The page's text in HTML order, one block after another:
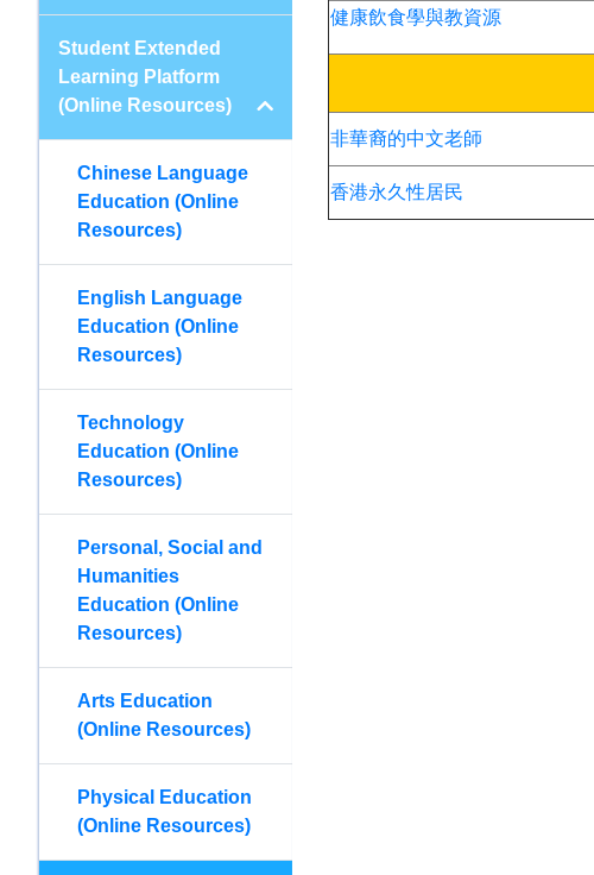
Student Extended
Learning Platform
(Online Resources)
Chinese Language
Education (Online
Resources)
English Language
Education (Online
Resources)
Technology
Education (Online
Resources)
Personal, Social and
Humanities
Education (Online
Resources)
Arts Education
(Online Resources)
Physical Education
(Online Resources)
健康飲食學與教資源
非華裔的中文老師
香港永久性居民